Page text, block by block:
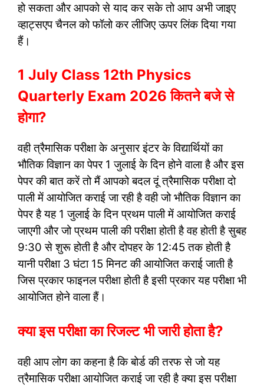
हो सकता और आपको से याद कर सके तो आप अभी जाइए
व्हाट्सएप चैनल को फॉलो कर लीजिए ऊपर लिंक दिया गया
हैं।
1 July Class 12th Physics
Quarterly Exam 2026 कितने बजे से
होगा?
वही त्रैमासिक परीक्षा के अनुसार इंटर के विद्यार्थियों का
भौतिक विज्ञान का पेपर 1 जुलाई के दिन होने वाला है और इस
पेपर की बात करें तो मैं आपको बदल दूं त्रैमासिक परीक्षा दो
पाली में आयोजित कराई जा रही है वही जो भौतिक विज्ञान का
पेपर है यह 1 जुलाई के दिन प्रथम पाली में आयोजित कराई
जाएगी और जो प्रथम पाली की परीक्षा होती है वह होती है सुबह
9:30 से शुरू होती है और दोपहर के 12:45 तक होती है
यानी परीक्षा 3 घंटा 15 मिनट की आयोजित कराई जाती है
जिस प्रकार फाइनल परीक्षा होती है इसी प्रकार यह परीक्षा भी
आयोजित होने वाला हैं।
क्या इस परीक्षा का रिजल्ट भी जारी होता है?
वही आप लोग का कहना है कि बोर्ड की तरफ से जो यह
त्रैमासिक परीक्षा आयोजित कराई जा रही है क्या इस परीक्षा